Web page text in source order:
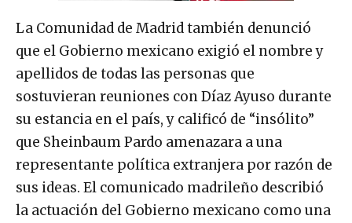
La Comunidad de Madrid también denunció
que el Gobierno mexicano exigió el nombre y
apellidos de todas las personas que
sostuvieran reuniones con Díaz Ayuso durante
su estancia en el país, y calificó de “insólito”
que Sheinbaum Pardo amenazara a una
representante política extranjera por razón de
sus ideas. El comunicado madrileño describió
la actuación del Gobierno mexicano como una